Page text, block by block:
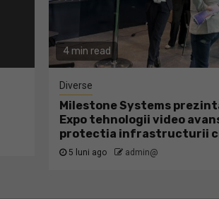
4 min read
Diverse
Milestone Systems
Expo tehnologii video
protectia infrastructurii
5 luni ago admin@